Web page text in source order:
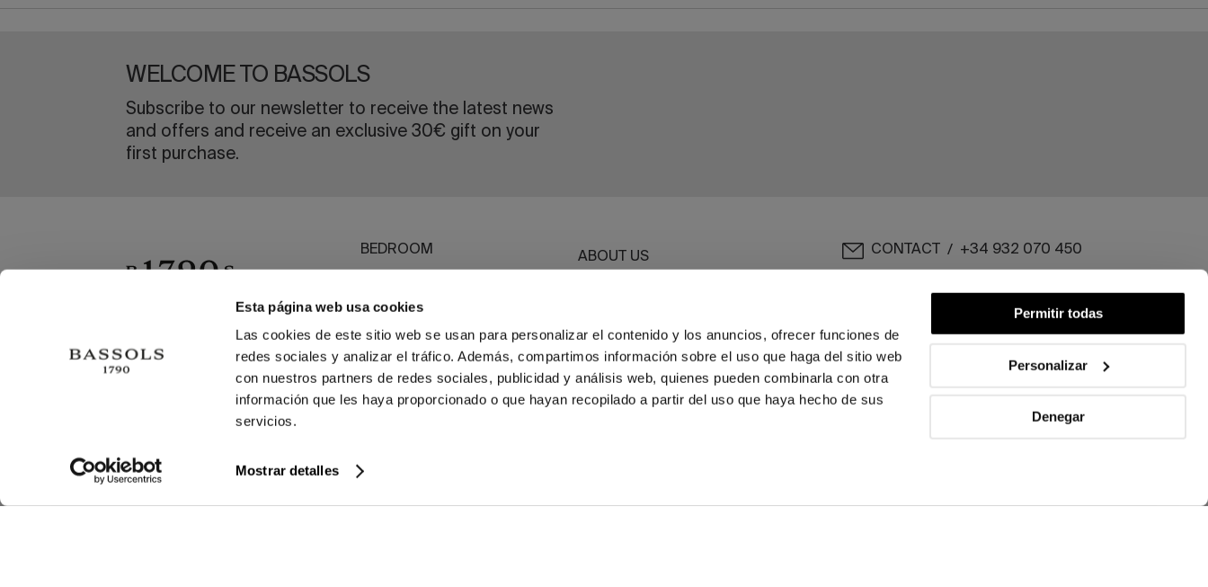
Esta página web usa cookies
Las cookies de este sitio web se usan para personalizar el contenido y los anuncios, ofrecer funciones de
redes sociales y analizar el tráfico. Además, compartimos información sobre el uso que haga del sitio web
con nuestros partners de redes sociales, publicidad y análisis web, quienes pueden combinarla con otra
información que les haya proporcionado o que hayan recopilado a partir del uso que haya hecho de sus
servicios.
Mostrar detalles
Permitir todas
Personalizar
Denegar
WELCOME TO BASSOLS
Subscribe to our newsletter to receive the latest news
and offers and receive an exclusive 30€ gift on your
first purchase.
BEDROOM
DINING
OUTLET
BEACHWEAR
ABOUT US
CONTACT / +34 932 070 450
ENGLISH FRANÇAIS
FOLLOW US